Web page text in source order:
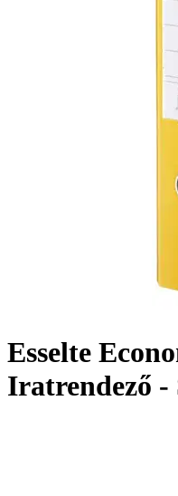
Esselte
Iratrendező -